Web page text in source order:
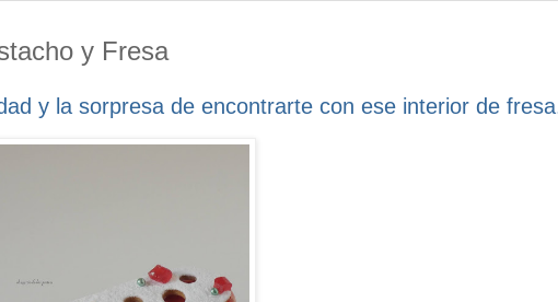
y Fresa
y la sorpresa de encontrarte con ese interior de